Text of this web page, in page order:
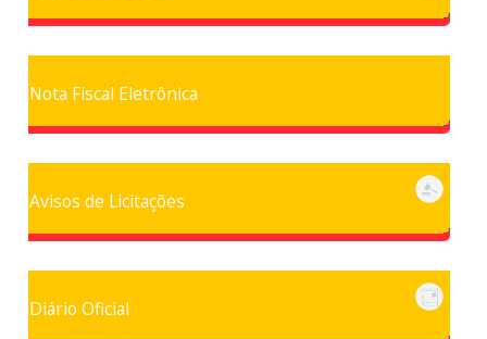
Nota Fiscal Eletrônica
Avisos de Licitações
Diário Oficial